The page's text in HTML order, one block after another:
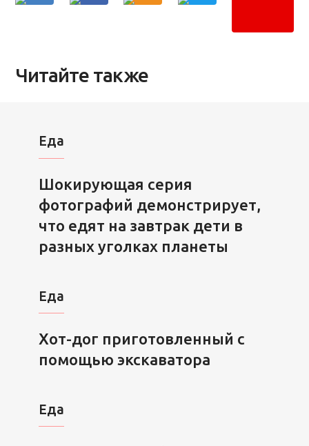
Читайте также
Еда
Шокирующая серия
фотографий демонстрирует,
что едят на завтрак дети в
разных уголках планеты
Еда
Хот-дог приготовленный с
помощью экскаватора
Еда